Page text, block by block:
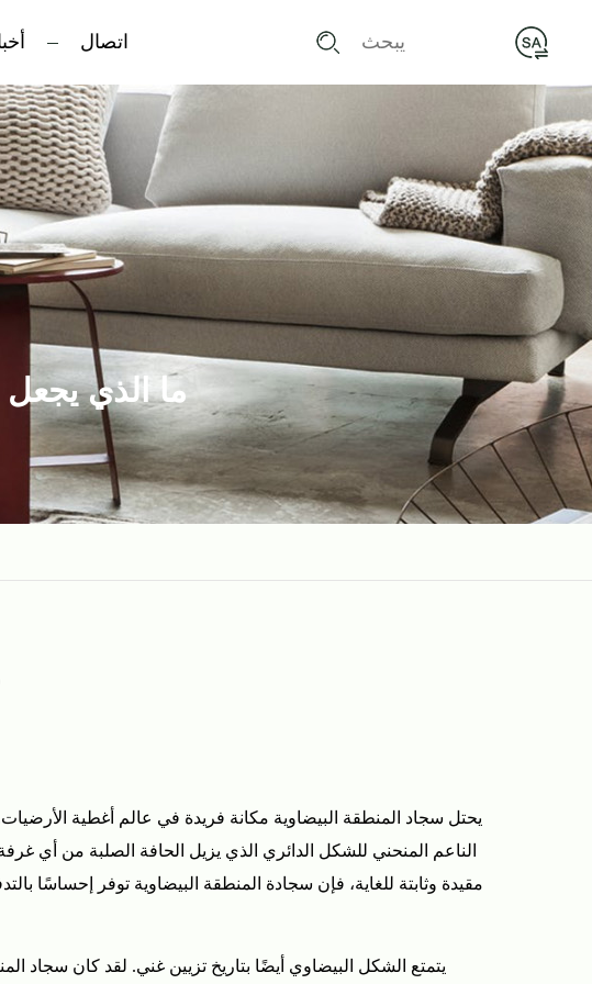
اتصال
ما الذي
يحتل سجاد المنطقة البيضاوية مكانة فريدة في عالم أغطية
الناعم المنحني للشكل الدائري الذي يزيل الحافة الصلبة من أي
مقيدة وثابتة للغاية، فإن سجادة المنطقة البيضاوية توفر إحساسًا
يتمتع الشكل البيضاوي أيضًا بتاريخ تزيين غني. لقد كان سجاد